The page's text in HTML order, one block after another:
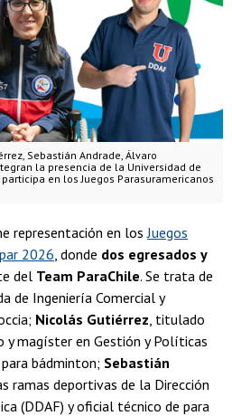
Sebastián Andrade, Álvaro
la presencia de la Universidad de
en los Juegos Parasuramericanos
representación en losJuegos
2026 , donde dos egresados y
del Team ParaChile. Se trata de
de Ingeniería Comercial y
Nicolás Gutiérrez , titulado
y magíster en Gestión y Políticas
bádminton; Sebastián
ramas deportivas de la Dirección
(DDAF) y oficial técnico de para